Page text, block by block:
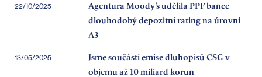
22/10/2025
Agentura Moody’s udělila PPF bance
dlouhodobý depozitní rating na úrovni
A3
13/05/2025
Jsme součástí emise dluhopisů CSG v
objemu až 10 miliard korun